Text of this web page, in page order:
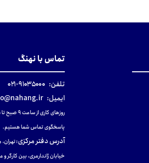
تماس با نهنگ
تلفن: ۹۱۰۳۵۰۰۰-۰۲۱
ایمیل:
روزهای کاری از ساعت ۹ صبح تا ۵ عصر
پاسخگوی تماس شما هستیم.
آدرس دفتر مرکزی:تهران،
خیابان ژاندارمری، بین کارگر